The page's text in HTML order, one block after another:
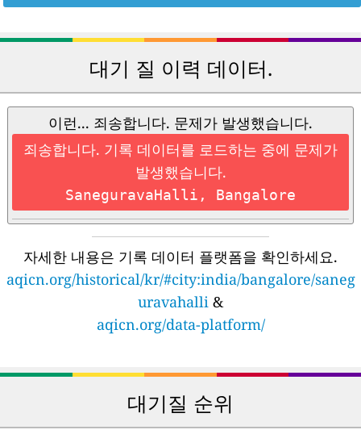
대기 질 이력 데이터.
이런... 죄송합니다. 문제가 발생했습니다.
죄송합니다. 기록 데이터를 로드하는 중에 문제가
발생했습니다.
SaneguravaHalli, Bangalore
자세한 내용은 기록 데이터 플랫폼을 확인하세요.
aqicn.org/historical/kr/#city:india/bangalore/saneg
uravahalli &
aqicn.org/data-platform/
대기질 순위